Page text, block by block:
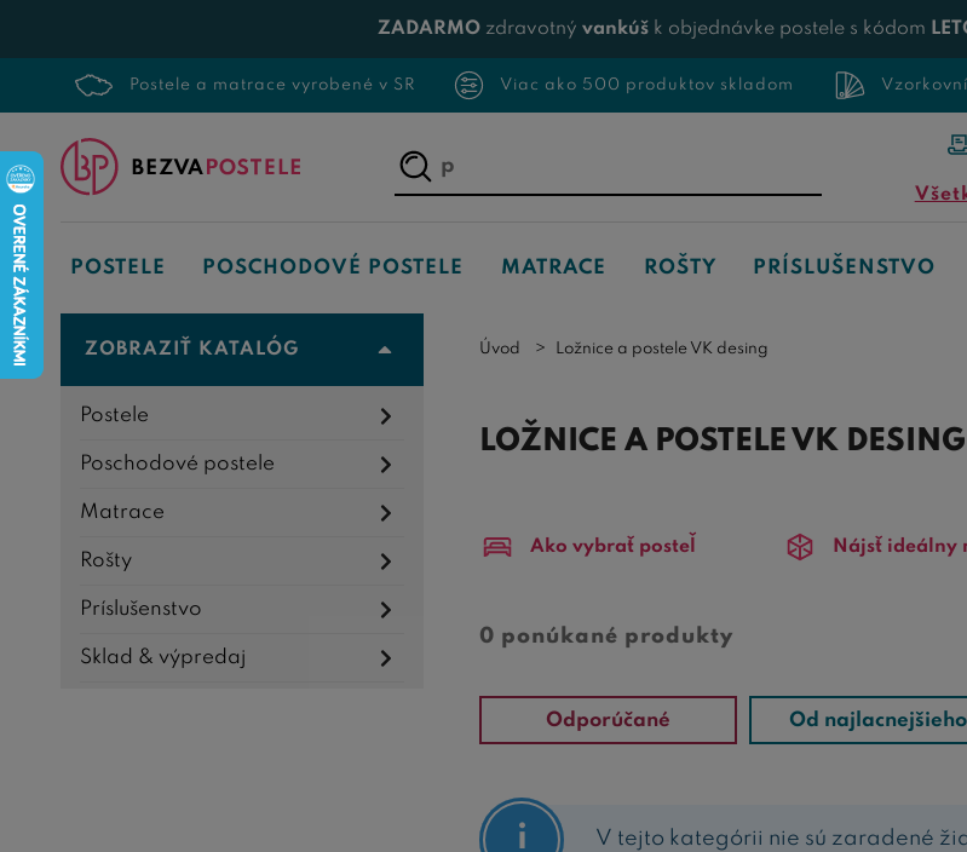
ZADARMO zdravotný vankúš k objednávke postele s kódom
Postele a matrace vyrobené v SR Viac ako 500 produktov skladom
Napíšte,
čo
hľadáte...
POSTELE POSCHODOVÉ POSTELE MATRACE ROŠTY PRÍSLUŠENSTVO
Úvod Ložnice a postele VK desing
LOŽNICE A POSTELE VK DESING
Ako vybrať posteľ Nájsť ideálny
ZOBRAZIŤ KATALÓG
Postele
Poschodové postele
Matrace
Rošty
Príslušenstvo
Sklad & výpredaj
0 ponúkané produkty
Odporúčané Od najlacnejšieho
V tejto kategórii nie sú zaradené